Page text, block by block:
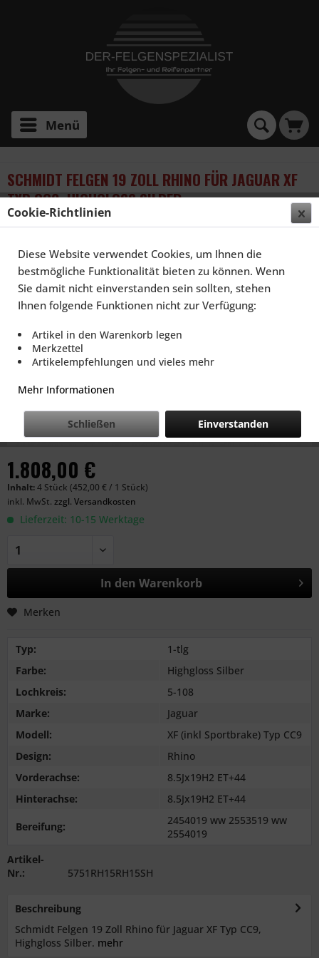
Menü
SCHMIDT FELGEN 19 ZOLL RHINO FÜR JAGUAR XF
TYP CC9, HIGHGLOSS SILBER
1.808,00 €
Inhalt:4 Stück (452,00 € / 1 Stück)
inkl. MwSt. zzgl. Versandkosten
Lieferzeit: 10-15 Werktage
In den Warenkorb
Merken
Typ:
1-tlg
Farbe:
Highgloss Silber
Lochkreis:
5-108
Marke:
Jaguar
Modell:
XF (inkl Sportbrake) Typ CC9
Design:
Rhino
Vorderachse:
8.5Jx19H2 ET+44
Hinterachse:
8.5Jx19H2 ET+44
Bereifung:
2454019 ww 2553519 ww
2554019
Artikel-
Nr.:
5751RH15RH15SH
Beschreibung
Schmidt Felgen 19 Zoll Rhino für Jaguar XF Typ CC9,
Highgloss Silber. mehr
Cookie-Richtlinien
Diese Website verwendet Cookies, um Ihnen die
bestmögliche Funktionalität bieten zu können. Wenn
Sie damit nicht einverstanden sein sollten, stehen
Ihnen folgende Funktionen nicht zur Verfügung:
Artikel in den Warenkorb legen
Merkzettel
Artikelempfehlungen und vieles mehr
Mehr Informationen
Einverstanden
Schließen